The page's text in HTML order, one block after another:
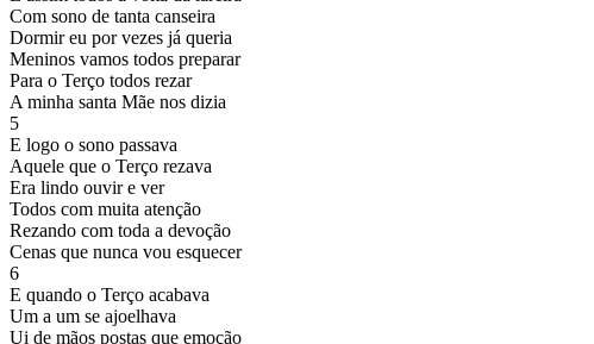
Com sono de tanta canseira
Dormir eu por vezes já queria
Meninos vamos todos preparar
Para o Terço todos rezar
A minha santa Mãe nos dizia
5
E logo o sono passava
Aquele que o Terço rezava
Era lindo ouvir e ver
Todos com muita atenção
Rezando com toda a devoção
Cenas que nunca vou esquecer
6
E quando o Terço acabava
Um a um se ajoelhava
Ui de mãos postas que emoção